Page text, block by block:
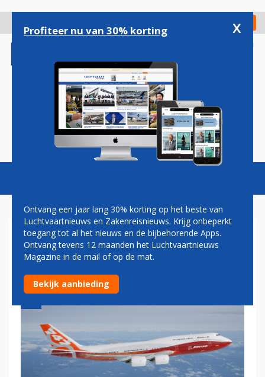
gaan
Check in
Magazine Podcasts Vacatures
'PRODUCTIE VAN BOEING 747
NADERT EINDE'
Profiteer nu van 30% korting x
Ontvang een jaar lang 30% korting op het beste van
Luchtvaartnieuws en Zakenreisnieuws. Krijg onbeperkt
toegang tot al het nieuws en de bijbehorende Apps.
Ontvang tevens 12 maanden het Luchtvaartnieuws
Magazine in de mail of op de mat.
Bekijk aanbieding